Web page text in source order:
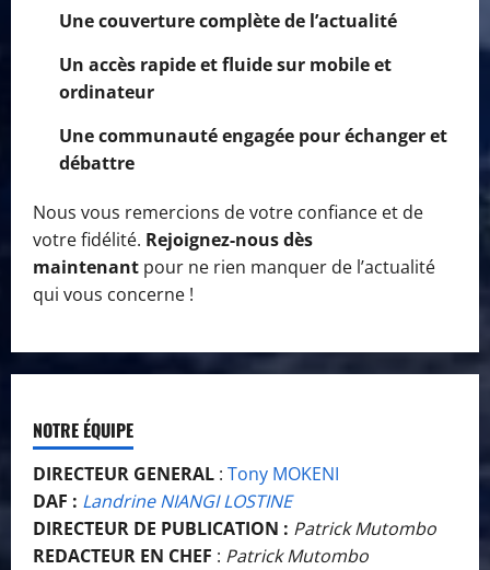
Une couverture complète de l’actualité
Un accès rapide et fluide sur mobile et
ordinateur
Une communauté engagée pour échanger et
débattre
Nous vous remercions de votre confiance et de
votre fidélité. Rejoignez-nous dès
maintenant pour ne rien manquer de l’actualité
qui vous concerne !
NOTRE ÉQUIPE
DIRECTEUR GENERAL : Tony MOKENI
DAF : Landrine NIANGI LOSTINE
DIRECTEUR DE PUBLICATION : Patrick Mutombo
REDACTEUR EN CHEF : Patrick Mutombo